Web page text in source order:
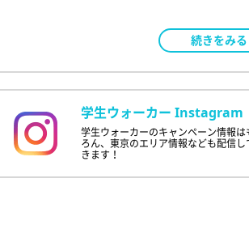
続きをみる
学生ウォーカー Instagram
学生ウォーカーのキャンペーン情報は
ろん、東京のエリア情報なども配信し
きます！